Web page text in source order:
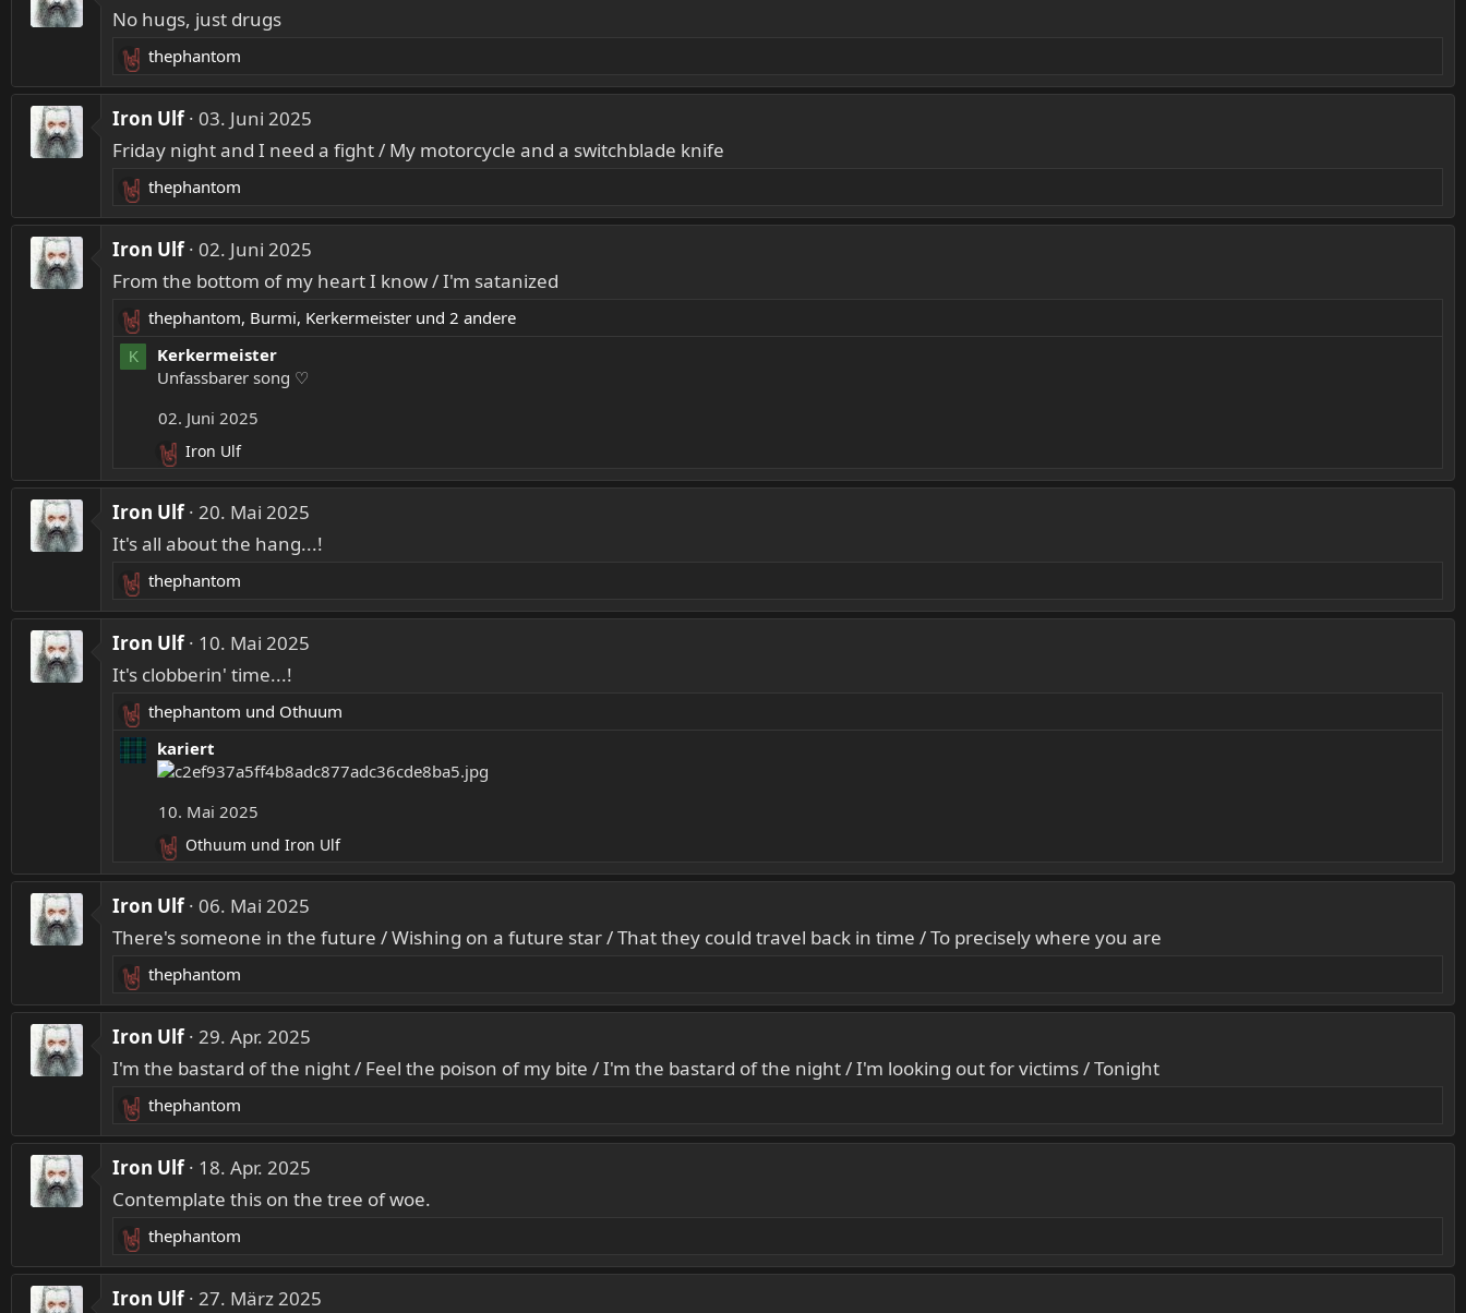
:
t
o
n
e
n
No hugs, just drugs
R
e
a
t
o
n
e
n
thephantom
Iron Ulf 03. Juni 2025
Friday night and I need a fight / My motorcycle and a switchblade knife
R
e
a
t
o
thephantom
Iron Ulf 02. Juni 2025
From the bottom of my heart I know / I'm satanized
R
e
a
n
e
n
:
thephantom, Burmi, Kerkermeister und 2 andere
K
Kerkermeister
Unfassbarer song ♡
02. Juni 2025
R
e
a
k
t
o
n
:
Iron Ulf
Iron Ulf 20. Mai 2025
It's all about the hang...!
R
e
a
t
o
n
thephantom
Iron Ulf
10. Mai 2025
It's clobberin' time...!
R
e
a
n
e
n
thephantom und Othuum
kariert
10. Mai 2025
R
e
a
k
t
o
n
:
Othuum und Iron Ulf
Iron Ulf 06. Mai 2025
There's someone in the future / Wishing on a future star / That they could travel back in time / To precisely where you are
R
e
a
t
o
n
e
n
:
thephantom
Iron Ulf 29. Apr. 2025
I'm the bastard of the night / Feel the poison of my bite / I'm the bastard of the night / I'm looking out for victims / Tonight
R
e
a
t
o
n
e
thephantom
Iron Ulf
18. Apr. 2025
Contemplate this on the tree of woe.
R
e
a
thephantom
Iron Ulf 27. März 2025